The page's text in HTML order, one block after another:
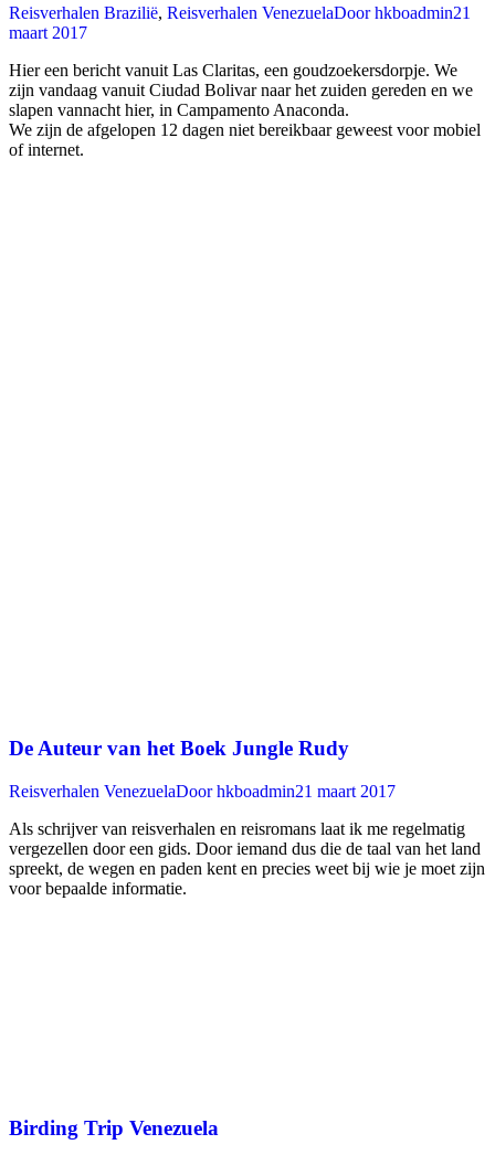
Reisverhalen Brazilië, Reisverhalen VenezuelaDoorhkboadmin21
maart 2017
Hier een bericht vanuit Las Claritas, een goudzoekersdorpje. We
zijn vandaag vanuit Ciudad Bolivar naar het zuiden gereden en we
slapen vannacht hier, in Campamento Anaconda.
We zijn de afgelopen 12 dagen niet bereikbaar geweest voor mobiel
of internet.
De Auteur van het Boek Jungle Rudy
Reisverhalen VenezuelaDoorhkboadmin21 maart 2017
Als schrijver van reisverhalen en reisromans laat ik me regelmatig
vergezellen door een gids. Door iemand dus die de taal van het land
spreekt, de wegen en paden kent en precies weet bij wie je moet zijn
voor bepaalde informatie.
Birding Trip Venezuela